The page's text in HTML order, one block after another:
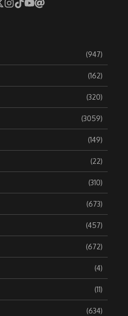
(947)
(162)
(320)
(3059)
(149)
(22)
(310)
(673)
(457)
(672)
(4)
(11)
(634)